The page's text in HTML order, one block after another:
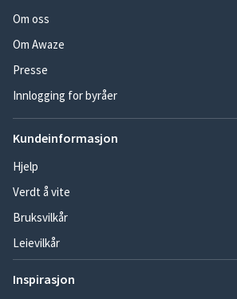
Om oss
Om Awaze
Presse
Innlogging for byråer
Kundeinformasjon
Hjelp
Verdt å vite
Bruksvilkår
Leievilkår
Inspirasjon